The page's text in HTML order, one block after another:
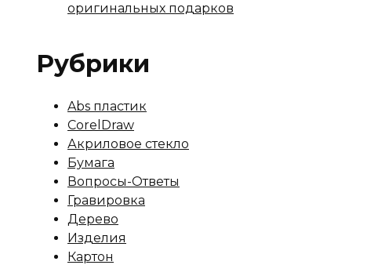
оригинальных подарков
Рубрики
Abs пластик
CorelDraw
Акриловое стекло
Бумага
Вопросы-Ответы
Гравировка
Дерево
Изделия
Картон